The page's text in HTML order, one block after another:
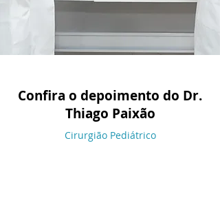
Confira o depoimento do Dr.
Thiago Paixão
Cirurgião Pediátrico